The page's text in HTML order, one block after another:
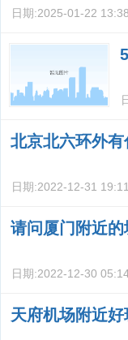
日期:2025-01-22 13:38
北京北六环外有
日期:2022-12-31 19:11
请问厦门附近
日期:2022-12-30
天府机场附近好